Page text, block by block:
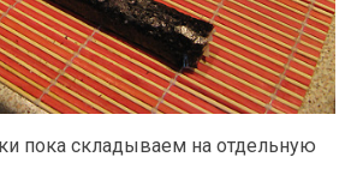
пока складываем на отдельную